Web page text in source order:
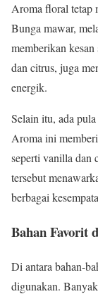
Aroma floral tetap
Bunga mawar,
memberikan
dan citrus, juga
energik.
Selain itu, ada
Aroma ini
seperti vanilla dan
tersebut
berbagai
Bahan Favorit
Di antara bahan-
digunakan.